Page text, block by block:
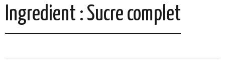
Ingredient : Sucre complet